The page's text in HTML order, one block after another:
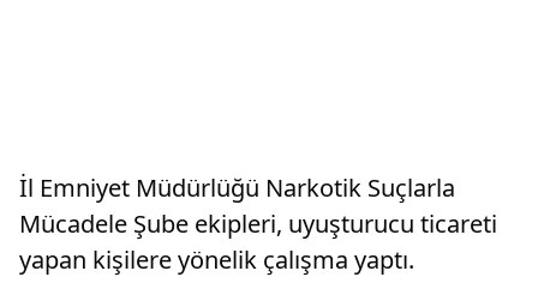
İl Emniyet Müdürlüğü Narkotik Suçlarla
Mücadele Şube ekipleri, uyuşturucu ticareti
yapan kişilere yönelik çalışma yaptı.